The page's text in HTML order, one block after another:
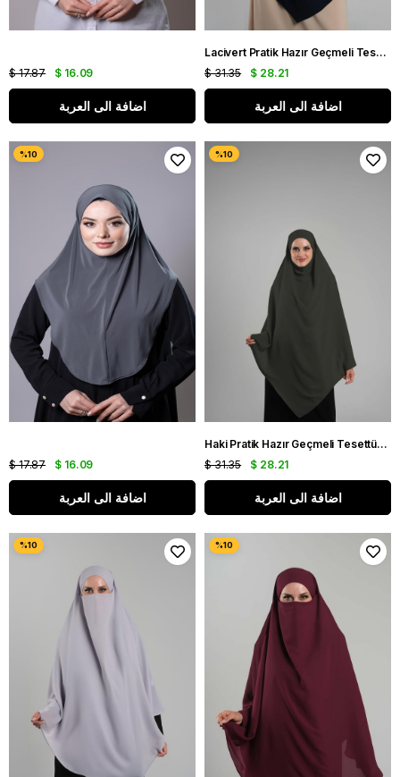
$ 16.09
$ 17.87
اضافة الى العربة
Lacivert Pratik Hazır Geçmeli Tesettür Eşarp Krep Bağcıklı Sufle Hijab 2313_02
$ 28.21
$ 31.35
اضافة الى العربة
$ 16.09
$ 17.87
اضافة الى العربة
Haki Pratik Hazır Geçmeli Tesettür Eşarp Krep Bağcıklı Sufle Hijab 2313_09
$ 28.21
$ 31.35
اضافة الى العربة